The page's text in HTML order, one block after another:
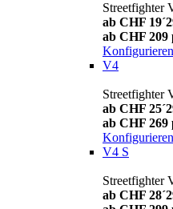
Streetfighter
ab CHF
ab CHF
Konfigurieren
V4
Streetfighter
ab CHF
ab CHF
Konfigurieren
V4 S
Streetfighter
ab CHF